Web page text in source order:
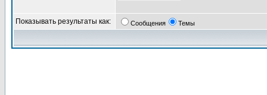
Показывать результаты как: Сообщения Темы